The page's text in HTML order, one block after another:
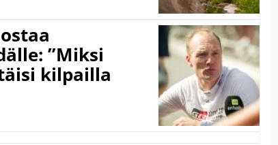
”Miksi
kilpailla